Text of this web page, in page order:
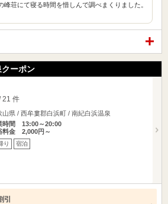
峰荘にて寝る時間を惜しんで調べまくりました。
ーポン
件
山県 / 西牟婁郡白浜町 / 南紀白浜温泉
時間 13:00～20:00
料金 2,000円～
り 宿泊
引